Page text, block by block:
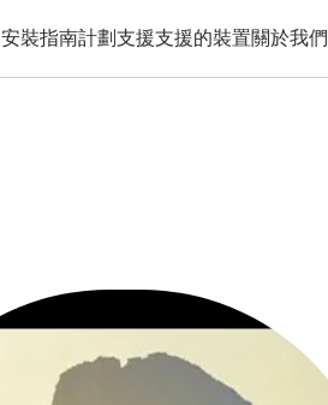
安裝指南計劃支援支援的裝置關於我們